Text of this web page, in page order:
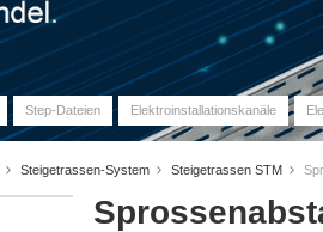
Step-Dateien Elektroinstallationskanäle
Steigetrassen-System Steigetrassen STM